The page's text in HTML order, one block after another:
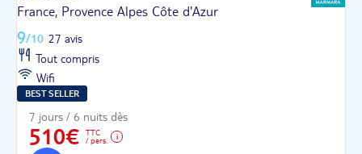
France, Provence Alpes Côte d'Azur
9/10 27 avis
Tout compris
Wifi
BEST SELLER
7 jours / 6 nuits dès
510€
TTC
/ pers.